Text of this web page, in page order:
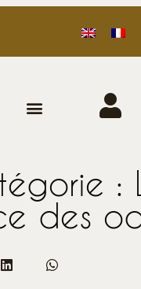
:
des